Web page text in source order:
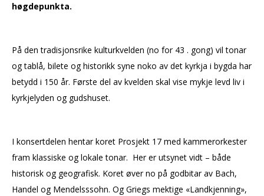
høgdepunkta.
På den tradisjonsrike kulturkvelden (no for 43 . gong) vil tonar
og tablå, bilete og historikk syne noko av det kyrkja i bygda har
betydd i 150 år. Første del av kvelden skal vise mykje levd liv i
kyrkjelyden og gudshuset.
I konsertdelen hentar koret Prosjekt 17 med kammerorkester
fram klassiske og lokale tonar. Her er utsynet vidt – både
historisk og geografisk. Koret øver no på godbitar av Bach,
Handel og Mendelsssohn. Og Griegs mektige «Landkjenning»,